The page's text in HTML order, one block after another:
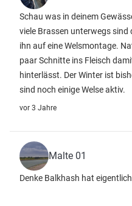
Schau was in deinem
viele Brassen unterwegs
ihn auf eine Welsmontage.
paar Schnitte ins Fleisch
hinterlässt. Der Winter ist
sind noch einige Welse aktiv.
vor 3 Jahre
Malte 01
Denke Balkhash hat